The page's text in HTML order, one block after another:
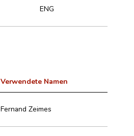
ENG
Verwendete Namen
Fernand Zeimes